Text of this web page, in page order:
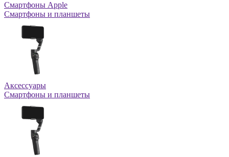
Смартфоны Apple
Смартфоны и планшеты
Аксессуары
Смартфоны и планшеты